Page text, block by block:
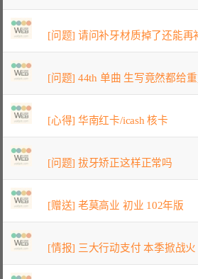
[问题] 请问补牙材质掉了还能再
[问题] 44th 单曲 生写竟然都给重
[心得] 华南红卡/icash 核卡
[问题] 拔牙矫正这样正常吗
[赠送] 老莫高业 初业 102年版
[情报] 三大行动支付 本季掀战火